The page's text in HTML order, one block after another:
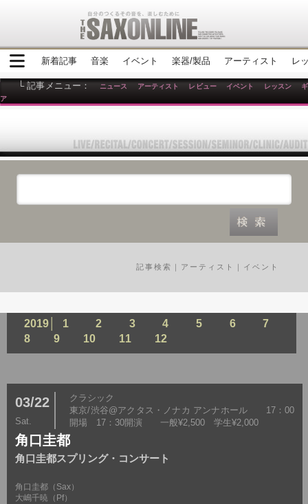
新着記事 音楽 イベント 楽器/製品 アーティスト レ
└ 記事メニュー： ニュース アーティスト レビュー イベント レッスン
ギ
ア
記事検索 ｜ アーティスト ｜ イベント
2019│ 1 2 3 4 5 6
7
8
9 10 11 12
03/22
クラシック
東京/渋谷@アクタス・ノナカ アンナホール 17：00
開場 17：30開演 一般¥2,500 学生¥2,000
Sat.
角口圭都
角口圭都スプリング・コンサート
角口圭都（Sax）
大嶋千暁（Pf）